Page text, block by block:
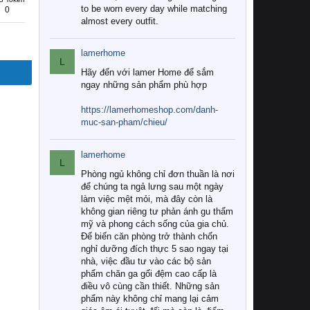
0
to be worn every day while matching
almost every outfit.
L
lamerhome
Hãy đến với lamer Home để sắm
ngay những sản phẩm phù hợp
https://lamerhomeshop.com/danh-
muc-san-pham/chieu/
L
lamerhome
Phòng ngủ không chỉ đơn thuần là nơi
để chúng ta ngả lưng sau một ngày
làm việc mệt mỏi, mà đây còn là
không gian riêng tư phản ánh gu thẩm
mỹ và phong cách sống của gia chủ.
Để biến căn phòng trở thành chốn
nghỉ dưỡng đích thực 5 sao ngay tại
nhà, việc đầu tư vào các bộ sản
phẩm chăn ga gối đệm cao cấp là
điều vô cùng cần thiết. Những sản
phẩm này không chỉ mang lại cảm